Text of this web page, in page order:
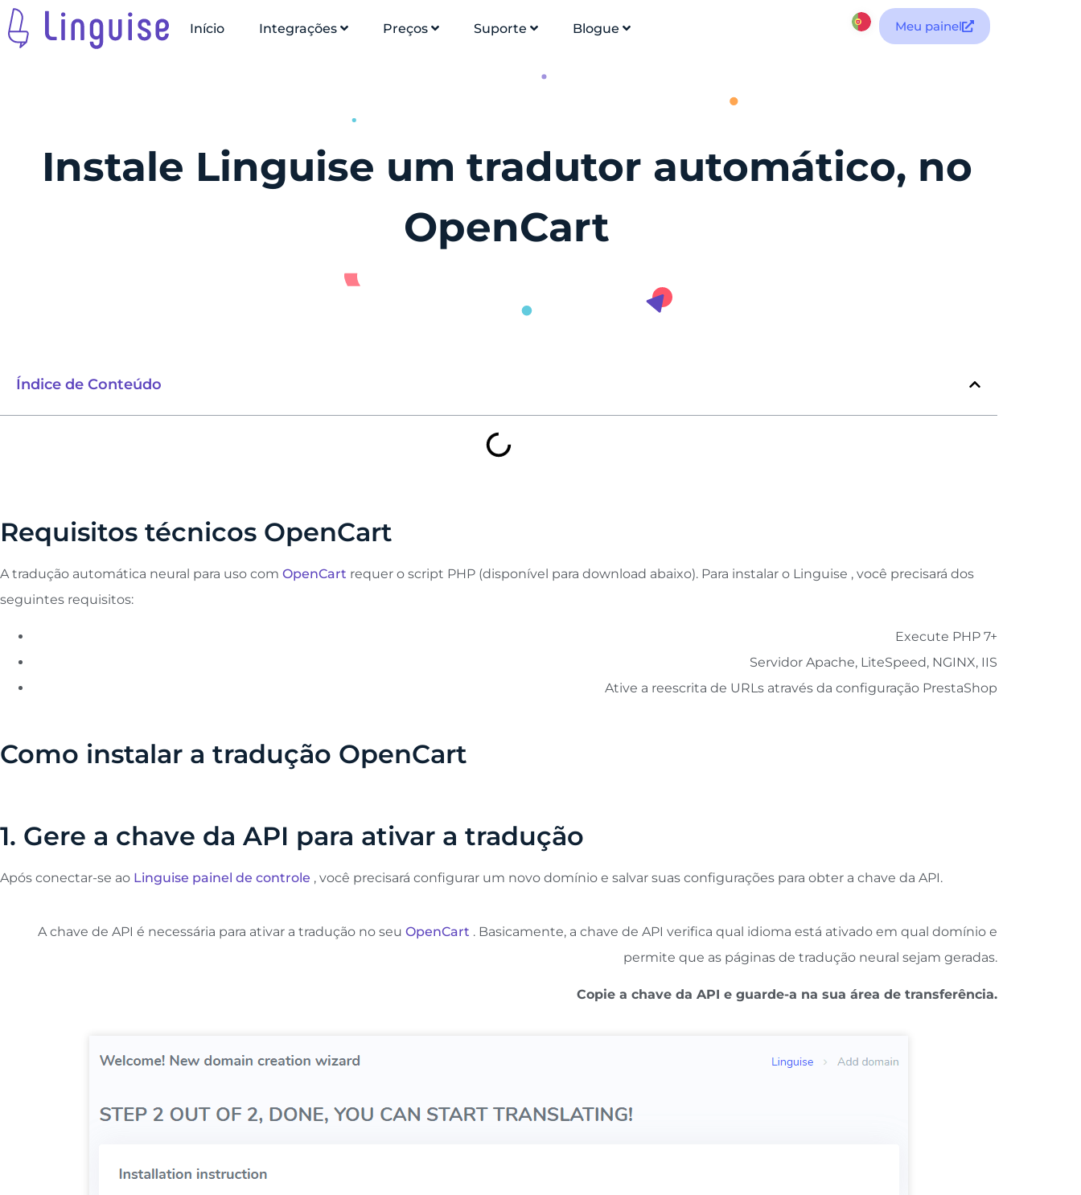
Início Integrações Preços Suporte Blogue Meu painel
Instale Linguise um tradutor automático, no
OpenCart
Índice de Conteúdo
Requisitos técnicos OpenCart
A tradução automática neural para uso com OpenCart requer o script PHP (disponível para download abaixo). Para instalar o Linguise , você precisará dos
seguintes requisitos:
Execute PHP 7+
Servidor Apache, LiteSpeed, NGINX, IIS
Ative a reescrita de URLs através da configuração PrestaShop
Como instalar a tradução OpenCart
1. Gere a chave da API para ativar a tradução
Após conectar-se ao Linguise painel de controle , você precisará configurar um novo domínio e salvar suas configurações para obter a chave da API.
A chave de API é necessária para ativar a tradução no seu OpenCart . Basicamente, a chave de API verifica qual idioma está ativado em qual domínio e
permite que as páginas de tradução neural sejam geradas.
Copie a chave da API e guarde-a na sua área de transferência.